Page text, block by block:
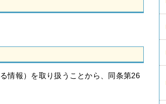
情報）を取り扱うことから、同条第26